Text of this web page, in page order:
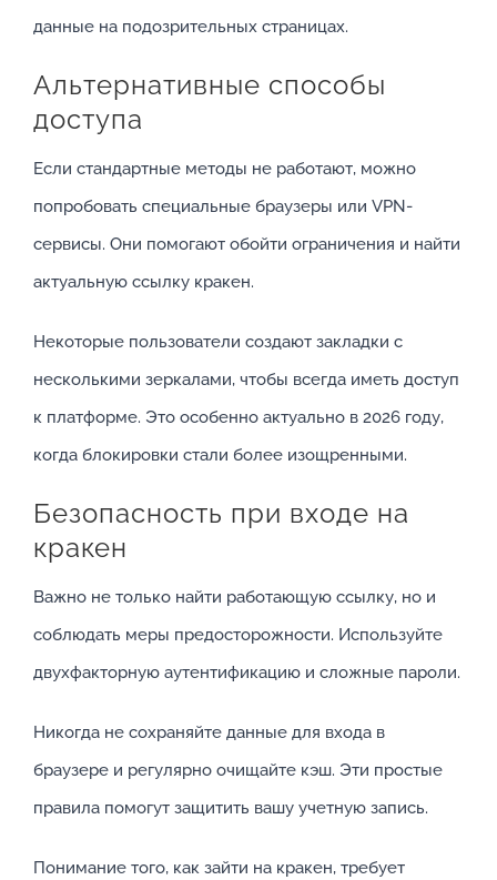
данные на подозрительных страницах.
Альтернативные способы
доступа
Если стандартные методы не работают, можно
попробовать специальные браузеры или VPN-
сервисы. Они помогают обойти ограничения и найти
актуальную ссылку кракен.
Некоторые пользователи создают закладки с
несколькими зеркалами, чтобы всегда иметь доступ
к платформе. Это особенно актуально в 2026 году,
когда блокировки стали более изощренными.
Безопасность при входе на
кракен
Важно не только найти работающую ссылку, но и
соблюдать меры предосторожности. Используйте
двухфакторную аутентификацию и сложные пароли.
Никогда не сохраняйте данные для входа в
браузере и регулярно очищайте кэш. Эти простые
правила помогут защитить вашу учетную запись.
Понимание того, как зайти на кракен, требует